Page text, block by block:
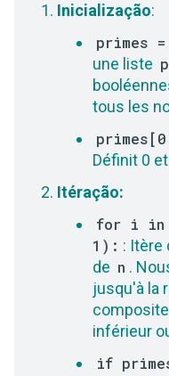
Inicialização:
primes
une liste
tous les
Définit 0
Itéração:
for i in
1): : Itère
de n .
jusqu'à la
inférieur
if